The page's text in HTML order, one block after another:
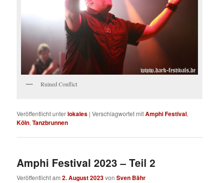
Ruined Conflict
Veröffentlicht unterlokales |Verschlagwortet mitAmphi Festival,
Köln,Tanzbrunnen
Amphi Festival 2023 – Teil 2
Veröffentlicht am2. August 2023vonSven Bähr